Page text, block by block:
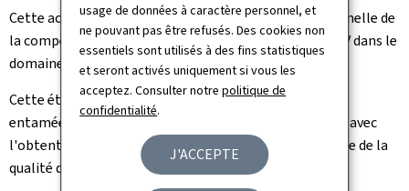
usage de données à caractère personnel, et
ne pouvant pas être refusés. Des cookies non
essentiels sont utilisés à des fins statistiques
et seront activés uniquement si vous les
acceptez. Consulter notrepolitique de
confidentialité.
J'ACCEPTE
Cette accréditation constitue une reconnaissance formelle de
la compétence technique et organisationnelle de l'AEV dans le
domaine concerné.
Cette étape s'inscrit dans une démarche qualité active
entamée depuis quelques années par l'Administration, avec
l'obtention de la certification ISO 9001 dans le domaine de la
qualité de l'air en 2021.